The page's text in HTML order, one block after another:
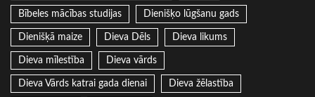
Bībeles mācības studijas Dienišķo lūgšanu gads
Dienišķā maize Dieva Dēls Dieva likums
Dieva mīlestība Dieva vārds
Dieva Vārds katrai gada dienai Dieva žēlastība